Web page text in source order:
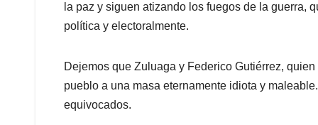
la paz y siguen atizando los fuegos de la guerra,
política y electoralmente.
Dejemos que Zuluaga y Federico Gutiérrez,
pueblo a una masa eternamente idiota y
equivocados.